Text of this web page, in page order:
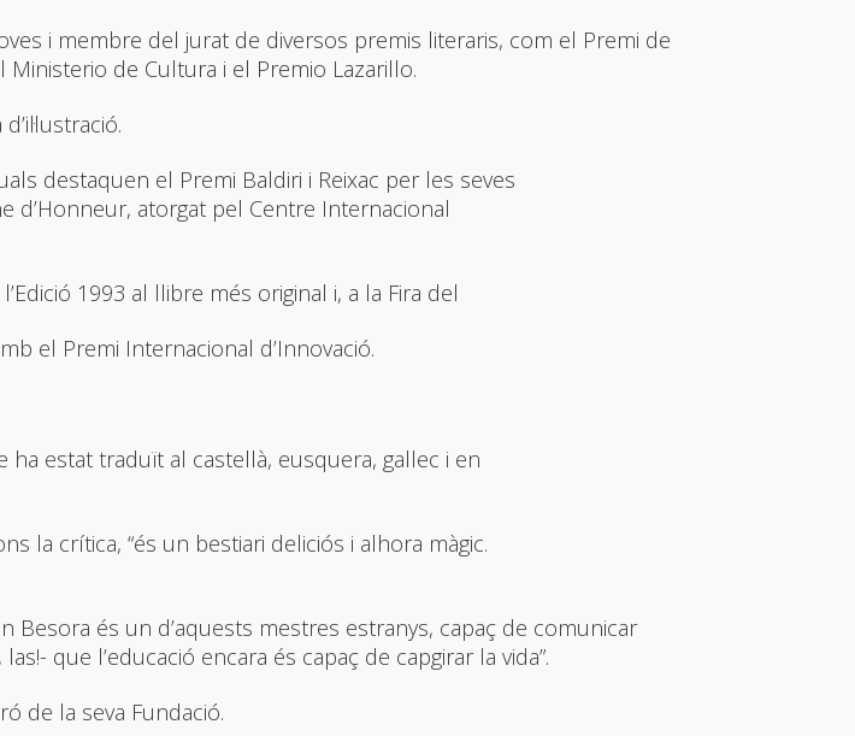
i membre del jurat de diversos premis literaris, com el Premi de
de Cultura i el Premio Lazarillo.
destaquen el Premi Baldiri i Reixac per les seves
d’Honneur, atorgat pel Centre Internacional
1993 al llibre més original i, a la Fira del
el Premi Internacional d’Innovació.
ha estat traduït al castellà, eusquera, gallec i en
la crítica, “és un bestiari deliciós i alhora màgic.
Besora és un d’aquests mestres estranys, capaç de comunicar
que l’educació encara és capaç de capgirar la vida”.
de la seva Fundació.